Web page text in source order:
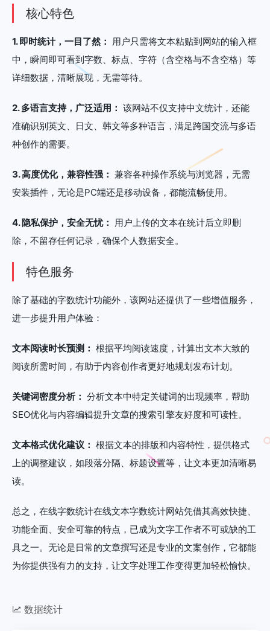
核心特色
1. 即时统计，一目了然：
用户只需将文本粘贴到网站的输入框
中，瞬间即可看到字数、标点、字符（含空格与不含空格）等
详细数据，清晰展现，无需等待。
2. 多语言支持，广泛适用： 该网站不仅支持中文统计，还能
准确识别英文、日文、韩文等多种语言，满足跨国交流与多语
种创作的需要。
3. 高度优化，兼容性强： 兼容各种操作系统与浏览器，无需
安装插件，无论是PC端还是移动设备，都能流畅使用。
4. 隐私保护，安全无忧：
用户上传的文本在统计后立即删
除，不留存任何记录，确保个人数据安全。
特色服务
除了基础的字数统计功能外，该网站还提供了一些增值服务，
进一步提升用户体验：
文本阅读时长预测： 根据平均阅读速度，计算出文本大致的
阅读所需时间，有助于内容创作者更好地规划发布计划。
关键词密度分析： 分析文本中特定关键词的出现频率，帮助
SEO优化与内容编辑提升文章的搜索引擎友好度和可读性。
文本格式优化建议： 根据文本的排版和内容特性，提供格式
上的调整建议，如段落分隔、标题设置等，让文本更加清晰易
读。
总之，在线字数统计在线文本字数统计网站凭借其高效快捷、
功能全面、安全可靠的特点，已成为文字工作者不可或缺的工
具之一。无论是日常的文章撰写还是专业的文案创作，它都能
为你提供强有力的支持，让文字处理工作变得更加轻松愉快。
数据统计